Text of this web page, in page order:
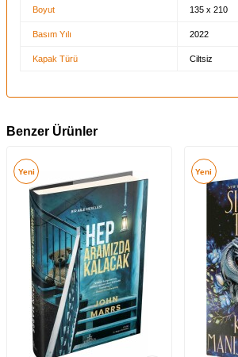
Boyut 135 x 210
Basım Yılı 2022
Kapak Türü Ciltsiz
Benzer Ürünler
Yeni Yeni